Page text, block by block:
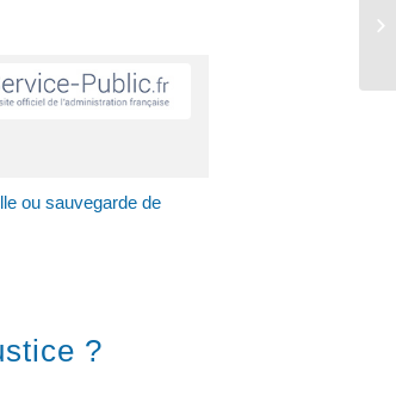
ou sauvegarde de
?